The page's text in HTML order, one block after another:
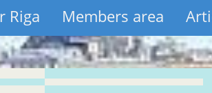
Riga Members area